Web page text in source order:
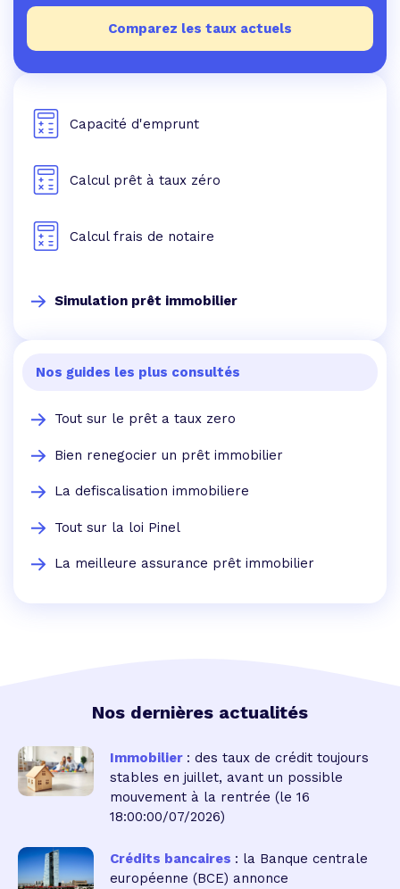
Comparez les taux actuels
Capacité d'emprunt
Calcul prêt à taux zéro
Calcul frais de notaire
Simulation prêt immobilier
Nos guides les plus consultés
Tout sur le prêt a taux zero
Bien renegocier un prêt immobilier
La defiscalisation immobiliere
Tout sur la loi Pinel
La meilleure assurance prêt immobilier
Nos dernières actualités
Immobilier : des taux de crédit toujours
stables en juillet, avant un possible
mouvement à la rentrée (le 16
18:00:00/07/2026)
Crédits bancaires : la Banque centrale
européenne (BCE) annonce